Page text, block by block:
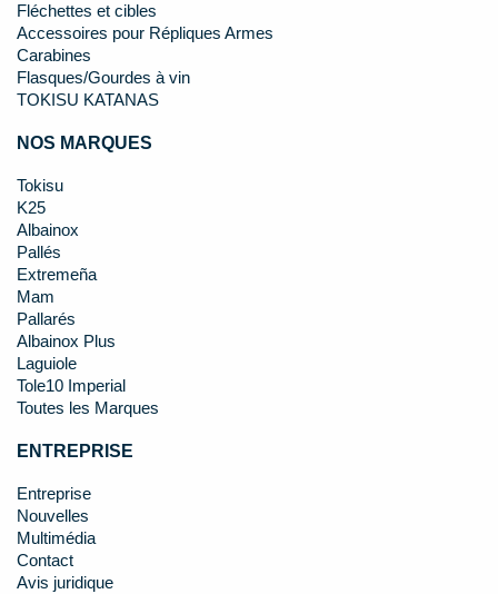
Fléchettes et cibles
Accessoires pour Répliques Armes
Carabines
Flasques/Gourdes à vin
TOKISU KATANAS
NOS MARQUES
Tokisu
K25
Albainox
Pallés
Extremeña
Mam
Pallarés
Albainox Plus
Laguiole
Tole10 Imperial
Toutes les Marques
ENTREPRISE
Entreprise
Nouvelles
Multimédia
Contact
Avis juridique